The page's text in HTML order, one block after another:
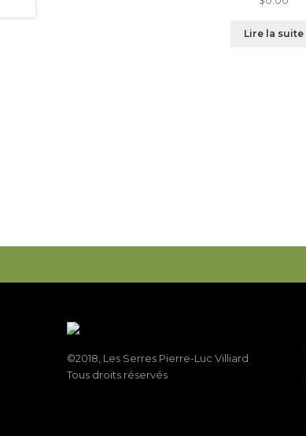
Lire la suite
©2018, Les Serres Pierre-Luc Villiard
Tous droits réservés